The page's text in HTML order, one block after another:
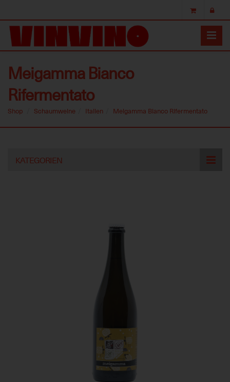
Meigamma Bianco
Rifermentato
Shop Schaumweine Italien Meigamma Bianco Rifermentato
KATEGORIEN